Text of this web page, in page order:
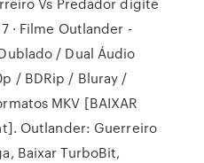
· Filme Outlander -
/ Dual Áudio
/ BDRip / Bluray /
MKV [BAIXAR
Outlander: Guerreiro
Baixar TurboBit,